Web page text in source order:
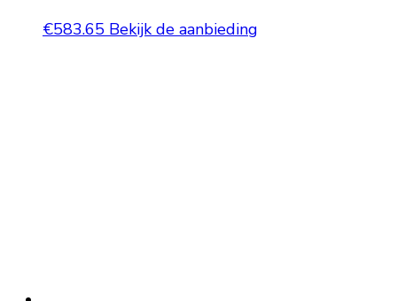
€583.65 Bekijk de aanbieding